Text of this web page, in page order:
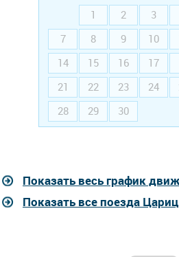
1
2 3
7
8 9 10
14
15 16 17
21
22 23 24
28
29 30
Показать весь график
Показать все поезда